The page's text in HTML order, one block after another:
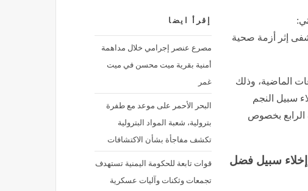
إقرأ ايضا
مصرع عنصر إجرامي خلال مداهمة
أمنية بقرية ميت محسن في ميت
غمر
البحر الأحمر على موعد مع طفرة
بترولية، شعبة المواد البترولية
تكشف مفاجأة بشأن الاكتشافات
قوات تابعة للحكومة اليمنية تستهدف
تجمعات وثكنات وآليات عسكرية
إثر أزمة صحية
الماضية، وذلك
سبيل النجم
الرابع بخصوص
سبيل فضل